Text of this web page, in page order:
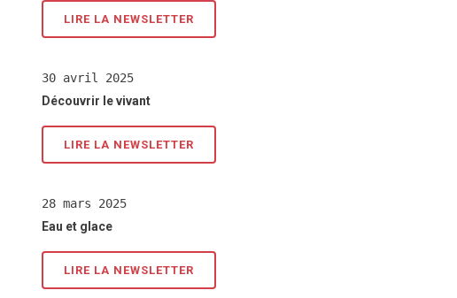
LIRE LA NEWSLETTER
30 avril 2025
Découvrir le vivant
LIRE LA NEWSLETTER
28 mars 2025
Eau et glace
LIRE LA NEWSLETTER